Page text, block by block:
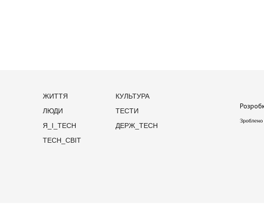
ЖИТТЯ
КУЛЬТУРА
ЛЮДИ
ТЕСТИ
Я_І_TECH
ДЕРЖ_TECH
TECH_СВІТ